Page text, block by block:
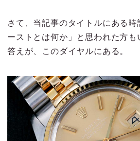
さて、当記事のタイトルにある
ーストとは何か」と思われた方
答えが、このダイヤルにある。